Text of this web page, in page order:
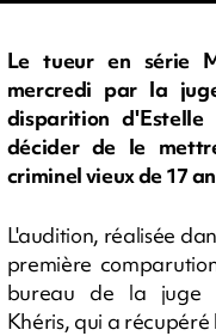
Le tueur en série
mercredi par la
disparition
décider de le
criminel vieux de 17
L'audition, réalisée
première
bureau de la juge
Khéris, qui a récupéré